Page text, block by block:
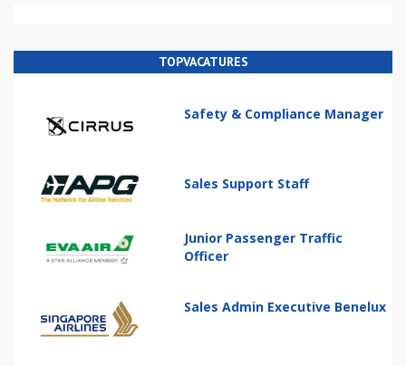
TOPVACATURES
Safety & Compliance Manager
Sales Support Staff
Junior Passenger Traffic
Officer
Sales Admin Executive Benelux